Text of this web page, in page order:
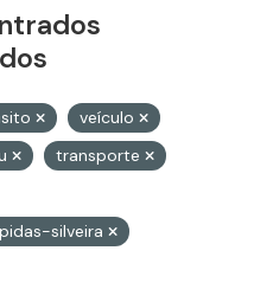
veículo
transporte
silveira